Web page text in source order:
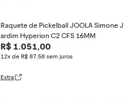
Raquete de Pickelball JOOLA Simone J
ardim Hyperion C2 CFS 16MM
R$ 1.051,00
12x de R$ 87,58 sem juros
Extra